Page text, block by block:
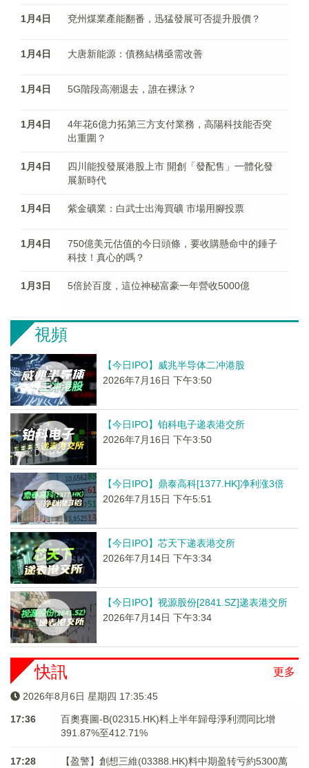
1月4日 兗州煤業產能翻番，迅猛發展可否提升股價？
1月4日 大唐新能源：債務結構亟需改善
1月4日 5G階段高潮退去，誰在裸泳？
1月4日
4年花6億力拓第三方支付業務，高陽科技能否突
出重圍？
1月4日
四川能投發展港股上市 開創「發配售」一體化發
展新時代
1月4日 紫金礦業：白武士出海買礦 市場用腳投票
1月4日
750億美元估值的今日頭條，要收購懸命中的錘子
科技！真心的嗎？
1月3日 5倍於百度，這位神秘富豪一年營收5000億
視頻
【今日IPO】威兆半导体二冲港股
2026年7月16日 下午3:50
【今日IPO】铂科电子递表港交所
2026年7月16日 下午3:50
【今日IPO】鼎泰高科[1377.HK]净利涨3倍
2026年7月15日 下午5:51
【今日IPO】芯天下递表港交所
2026年7月14日 下午3:34
【今日IPO】视源股份[2841.SZ]递表港交所
2026年7月14日 下午3:34
更多
快訊
2026年8月6日 星期四 17:35:46
17:36
百奧賽圖-B(02315.HK)料上半年歸母淨利潤同比增
391.87%至412.71%
17:28
【盈警】創想三維(03388.HK)料中期盈转亏約5300萬